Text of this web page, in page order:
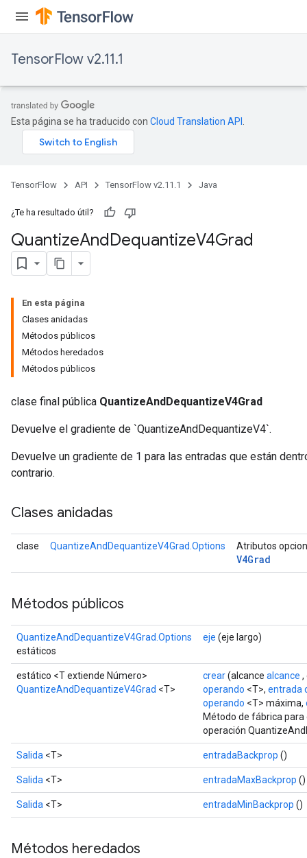
TensorFlow v2.11.1
Esta página se ha traducido con Cloud Translation API
TensorFlow API TensorFlow v2.11.1 Java
¿Te ha resultado útil?
QuantizeAndDequantizeV4Grad
En esta página
Clases anidadas
Métodos públicos
Métodos heredados
Métodos públicos
clase final pública QuantizeAndDequantizeV4Grad
Devuelve el gradiente de `QuantizeAndDequantizeV4`.
Devuelve un gradiente de 1 para las entradas que están
contrario.
Clases anidadas
clase QuantizeAndDequantizeV4Grad.Options Atributos
V4Grad
Métodos públicos
QuantizeAndDequantizeV4Grad.Options
estáticos
eje (eje largo)
estático <T extiende Número>
QuantizeAndDequantizeV4Grad <T>
crear(alcance alcance ,
operando <T>, entrada
operando <T> máxima,
Método de fábrica
operación
Salida <T> entradaBackprop ()
Salida <T> entradaMaxBackprop ()
Salida <T> entradaMinBackprop ()
Métodos heredados